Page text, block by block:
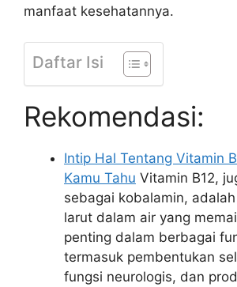
manfaat kesehatannya.
Daftar Isi
Rekomendasi:
Intip Hal Tentang Vitamin
Kamu Tahu Vitamin B12,
sebagai kobalamin,
larut dalam air yang
penting dalam berbagai
termasuk pembentukan
fungsi neurologis, dan